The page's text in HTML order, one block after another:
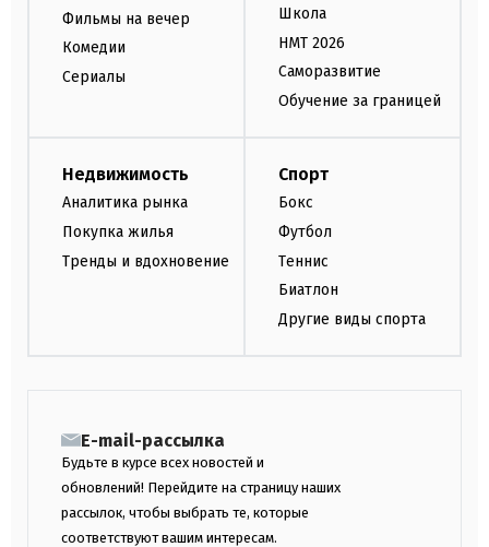
Фильмы на вечер
Комедии
Сериалы
Школа
НМТ 2026
Саморазвитие
Обучение за границей
Недвижимость
Аналитика рынка
Покупка жилья
Тренды и вдохновение
Спорт
Бокс
Футбол
Теннис
Биатлон
Другие виды спорта
E-mail-рассылка
Будьте в курсе всех новостей и
обновлений! Перейдите на страницу наших
рассылок, чтобы выбрать те, которые
соответствуют вашим интересам.